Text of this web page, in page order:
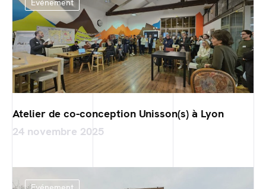
Evénement
Atelier de co-conception Unisson(s) à Lyon
24 novembre 2025